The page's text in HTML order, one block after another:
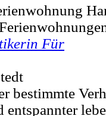
Für
bestimmte
entspannter